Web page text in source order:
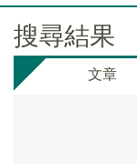
搜尋結果
文章